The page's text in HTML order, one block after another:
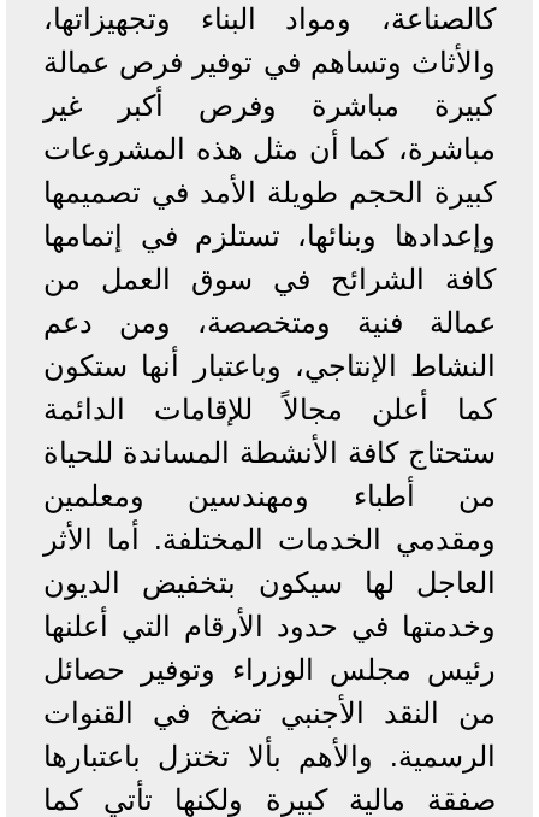
كالصناعة، ومواد البناء وتجهيزاتها،
والأثاث وتساهم في توفير فرص عمالة
كبيرة مباشرة وفرص أكبر غير
مباشرة، كما أن مثل هذه المشروعات
كبيرة الحجم طويلة الأمد في تصميمها
وإعدادها وبنائها، تستلزم في إتمامها
كافة الشرائح في سوق العمل من
عمالة فنية ومتخصصة، ومن دعم
النشاط الإنتاجي، وباعتبار أنها ستكون
كما أعلن مجالاً للإقامات الدائمة
ستحتاج كافة الأنشطة المساندة للحياة
من أطباء ومهندسين ومعلمين
ومقدمي الخدمات المختلفة. أما الأثر
العاجل لها سيكون بتخفيض الديون
وخدمتها في حدود الأرقام التي أعلنها
رئيس مجلس الوزراء وتوفير حصائل
من النقد الأجنبي تضخ في القنوات
الرسمية. والأهم بألا تختزل باعتبارها
صفقة مالية كبيرة ولكنها تأتي كما